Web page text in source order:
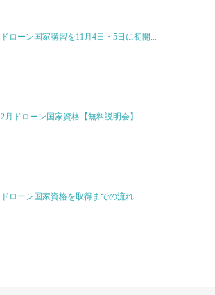
ドローン国家講習を11月4日・5日に初開...
2月ドローン国家資格【無料説明会】
ドローン国家資格を取得までの流れ